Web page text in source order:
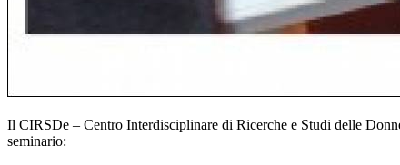
Il CIRSDe – Centro Interdisciplinare di Ricerche e Studi delle
seminario: